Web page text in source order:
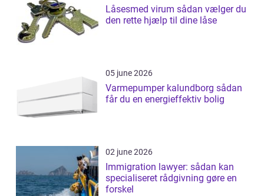
Låsesmed virum sådan vælger du
den rette hjælp til dine låse
05 june 2026
Varmepumper kalundborg sådan
får du en energieffektiv bolig
02 june 2026
Immigration lawyer: sådan kan
specialiseret rådgivning gøre en
forskel